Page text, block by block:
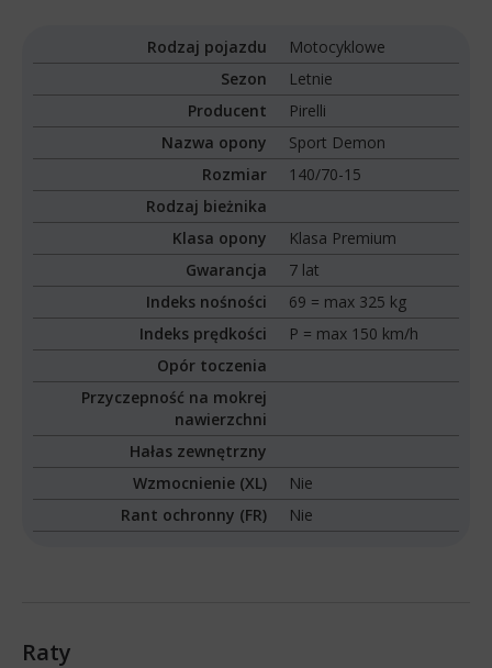
Rodzaj pojazdu
Motocyklowe
Sezon
Letnie
Producent
Pirelli
Nazwa opony
Sport Demon
Rozmiar
140/70-15
Rodzaj bieżnika
Klasa opony
Klasa Premium
Gwarancja
7 lat
Indeks nośności
69 = max 325 kg
Indeks prędkości
P = max 150 km/h
Opór toczenia
Przyczepność na mokrej
nawierzchni
Hałas zewnętrzny
Wzmocnienie (XL)
Nie
Rant ochronny (FR)
Nie
Raty